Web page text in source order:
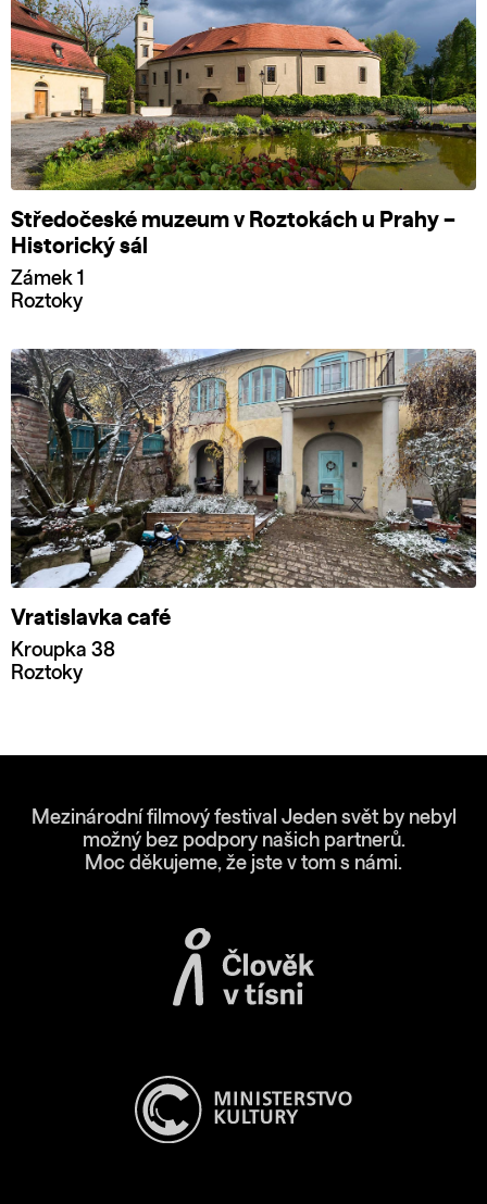
Středočeské muzeum v Roztokách u Prahy –
Historický sál
Zámek 1
Roztoky
Vratislavka café
Kroupka 38
Roztoky
Mezinárodní filmový festival Jeden svět by nebyl
možný bez podpory našich partnerů.
Moc děkujeme, že jste v tom s námi.